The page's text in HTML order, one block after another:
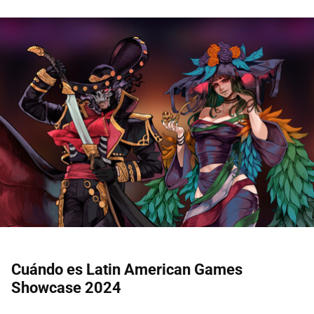
Cuándo es Latin American Games
Showcase 2024